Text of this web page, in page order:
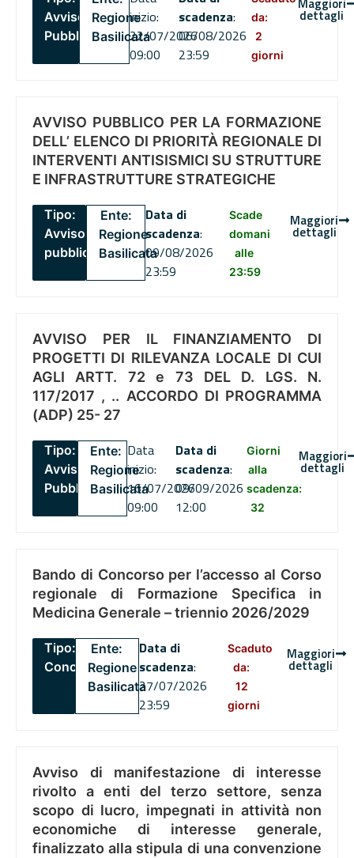
Avviso
Pubblico
Regione
Basilicata
inizio:
22/07/2026
09:00
scadenza:
06/08/2026
23:59
da:
2
giorni
Maggiori
dettagli
AVVISO PUBBLICO PER LA FORMAZIONE
DELL’ ELENCO DI PRIORITÀ REGIONALE DI
INTERVENTI ANTISISMICI SU STRUTTURE
E INFRASTRUTTURE STRATEGICHE
Tipo:
Avviso
pubblico
Ente:
Regione
Basilicata
Data di
scadenza:
09/08/2026
23:59
Scade
domani
alle
23:59
Maggiori
dettagli
AVVISO PER IL FINANZIAMENTO DI
PROGETTI DI RILEVANZA LOCALE DI CUI
AGLI ARTT. 72 e 73 DEL D. LGS. N.
117/2017 , .. ACCORDO DI PROGRAMMA
(ADP) 25- 27
Tipo:
Avviso
Pubblico
Ente:
Regione
Basilicata
Data
inizio:
16/07/2026
09:00
Data di
scadenza:
09/09/2026
12:00
Giorni
alla
scadenza:
32
Maggiori
dettagli
Bando di Concorso per l’accesso al Corso
regionale di Formazione Specifica in
Medicina Generale – triennio 2026/2029
Tipo:
Concorsi
Ente:
Regione
Basilicata
Data di
scadenza:
27/07/2026
23:59
Scaduto
da:
12
giorni
Maggiori
dettagli
Avviso di manifestazione di interesse
rivolto a enti del terzo settore, senza
scopo di lucro, impegnati in attività non
economiche di interesse generale,
finalizzato alla stipula di una convenzione